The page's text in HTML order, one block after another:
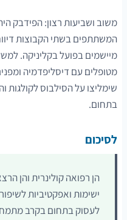
משוב ושביעות רצון: הפידבק
המשתתפים בשתי הקבוצות
מיישמים בפועל בקליניקה.
מטופלים עם דיסליפדמיה
שימליצו על הסילבוס לקולגות
בתחום.
לסיכום
הן רפואה קולינרית והן
ישימות ואפקטיביות
לעסוק בתחום בקרב